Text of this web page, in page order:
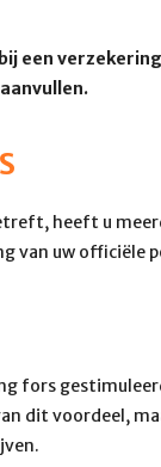
een
heeft u
van uw officiële
fors
dit voordeel,